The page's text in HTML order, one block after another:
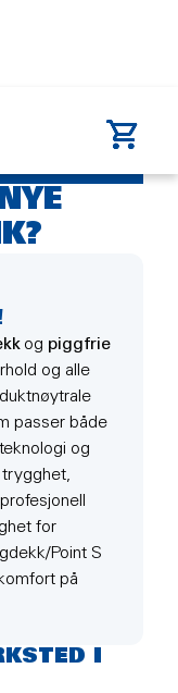
og piggfrie
og alle
passer både
og
trygghet,
for
Point S
på
I